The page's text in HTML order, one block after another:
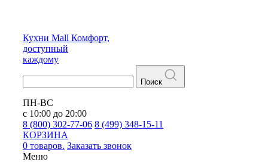
Кухни Mall Комфорт,
доступный
каждому
Поиск
ПН-ВС
с 10:00 до 20:00
8 (800) 302-77-06 8 (499) 348-15-11
КОРЗИНА
0 товаров. Заказать звонок
Меню